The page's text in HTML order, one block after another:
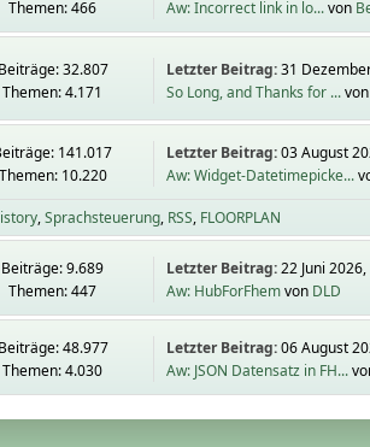
Themen: 466
Aw: Incorrect link in lo...von
Beiträge: 32.807
Themen: 4.171
Letzter Beitrag:31
So Long, and Thanks for ...von
141.017
Themen: 10.220
Letzter Beitrag:03 August
Aw: Widget-Datetimepicke...
Sprachsteuerung RSS FLOORPLAN
Beiträge: 9.689
Themen: 447
Letzter Beitrag:22 Juni
Aw: HubForFhemvon DLD
Beiträge: 48.977
Themen: 4.030
Letzter Beitrag:06 August
Aw: JSON Datensatz in FH...